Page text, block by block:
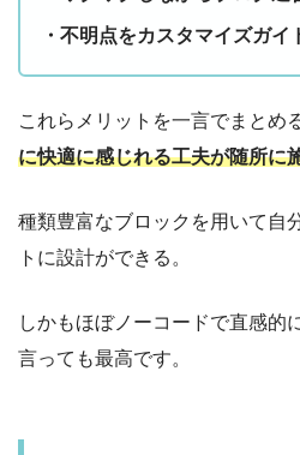
・不明点をカスタマイズガイ
これらメリットを一言でまとめ
に快適に感じれる工夫が随所に
種類豊富なブロックを用いて自
トに設計ができる。
しかもほぼノーコードで直感的
言っても最高です。